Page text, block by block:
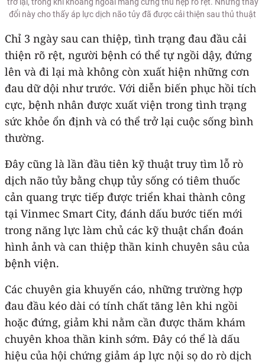
đổi này cho thấy áp lực dịch não tủy đã được cải thiện sau thủ thuật
Chỉ 3 ngày sau can thiệp, tình trạng đau đầu cải
thiện rõ rệt, người bệnh có thể tự ngồi dậy, đứng
lên và đi lại mà không còn xuất hiện những cơn
đau dữ dội như trước. Với diễn biến phục hồi tích
cực, bệnh nhân được xuất viện trong tình trạng
sức khỏe ổn định và có thể trở lại cuộc sống bình
thường.
Đây cũng là lần đầu tiên kỹ thuật truy tìm lỗ rò
dịch não tủy bằng chụp tủy sống có tiêm thuốc
cản quang trực tiếp được triển khai thành công
tại Vinmec Smart City, đánh dấu bước tiến mới
trong năng lực làm chủ các kỹ thuật chẩn đoán
hình ảnh và can thiệp thần kinh chuyên sâu của
bệnh viện.
Các chuyên gia khuyến cáo, những trường hợp
đau đầu kéo dài có tính chất tăng lên khi ngồi
hoặc đứng, giảm khi nằm cần được thăm khám
chuyên khoa thần kinh sớm. Đây có thể là dấu
hiệu của hội chứng giảm áp lực nội sọ do rò dịch